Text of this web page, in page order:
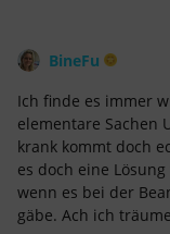
BineFu
Ich finde es immer
elementare Sachen
krank kommt doch
es doch eine
wenn es bei der
gäbe. Ach ich